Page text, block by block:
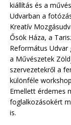
kiállítás és a
Udvarban a
Kreatív
Ősök Háza, a
Református
a Művészetek
szervezetekről a
különféle
Emellett érdemes
foglalkozásokért
is.